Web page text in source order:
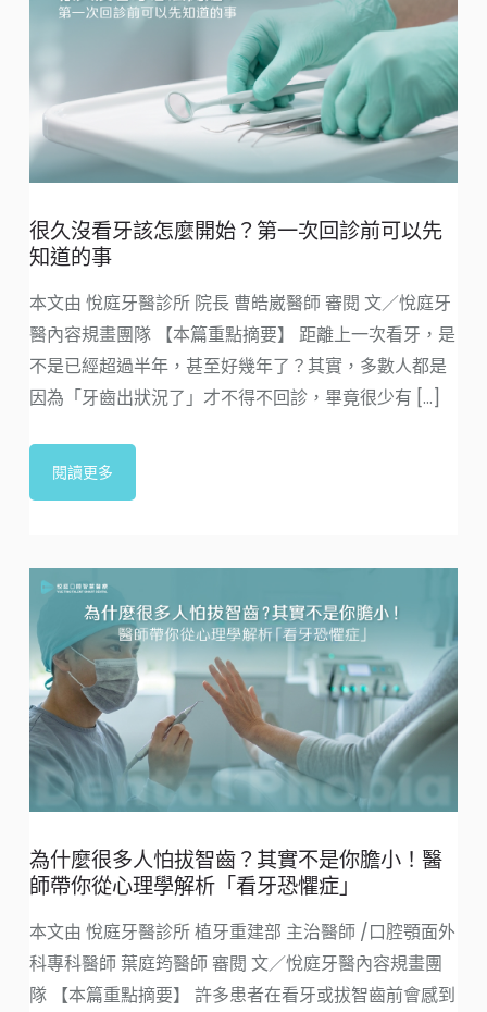
很久沒看牙該怎麼開始？第一次回診前可以先
知道的事
本文由 悅庭牙醫診所 院長 曹皓崴醫師 審閱 文／悅庭牙
醫內容規畫團隊 【本篇重點摘要】 距離上一次看牙，是
不是已經超過半年，甚至好幾年了？其實，多數人都是
因為「牙齒出狀況了」才不得不回診，畢竟很少有 [...]
閱讀更多
為什麼很多人怕拔智齒？其實不是你膽小！醫
師帶你從心理學解析「看牙恐懼症」
本文由 悅庭牙醫診所 植牙重建部 主治醫師 /口腔顎面外
科專科醫師 葉庭筠醫師 審閱 文／悅庭牙醫內容規畫團
隊 【本篇重點摘要】 許多患者在看牙或拔智齒前會感到